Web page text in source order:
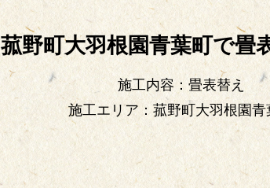
菰野町大羽根園青葉町で畳
施工内容：畳表替え
施工エリア：菰野町大羽根園青